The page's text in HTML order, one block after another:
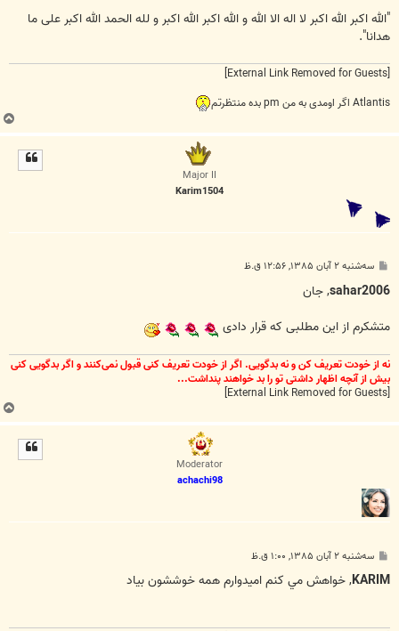
"الله اكبر الله اكبر لا اله الا الله و الله اكبر الله اكبر و لله الحمد الله اكبر على ما
هدانا".
Atlantis اگر اومدی به من pm بده منتظرتم
ب
ا
Major II
Karim1504
پ
ت
سه‌شنبه ۲ آبان ۱۳۸۵, ۱۲:۵۶ ق.ظ
sahar2006, جان
متشکرم از این مطلبی که قرار دادی
نه از خودت تعریف کن و نه بدگویی. اگر از خودت تعریف کنی قبول نمی‌کنند و اگر بدگویی کنی
بیش از آنچه اظهار داشتی تو را بد خواهند پنداشت...
ب
ا
Moderator
achachi98
پ
ت
سه‌شنبه ۲ آبان ۱۳۸۵, ۱:۰۰ ق.ظ
KARIM, خواهش مي کنم اميدوارم همه خوششون بياد